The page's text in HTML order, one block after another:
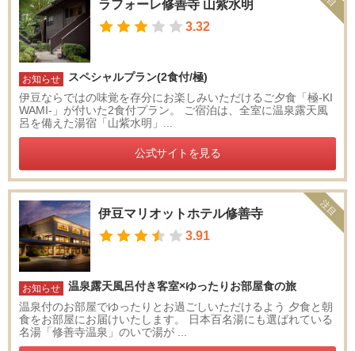
ラフォーレ修善寺 山紫水明
3.32
お知らせ
スペシャルプラン(2食付/極)
伊豆ならではの味覚を存分にお楽しみいただけるご夕食「極-KI
WAMI-」が付いた2食付プラン。 ご宿泊は、全室に温泉露天風
呂を備えた湯宿「山紫水明」...
公式サイトを見る
伊豆マリオットホテル修善寺
3.91
お知らせ
温泉露天風呂付き客室×ゆったりお部屋食の旅
温泉付のお部屋でゆったりとお過ごしいただけるよう 夕食と朝
食をお部屋にお届けいたします。 日本百名湯にも選ばれている
名湯「修善寺温泉」のいで湯が ...
注目